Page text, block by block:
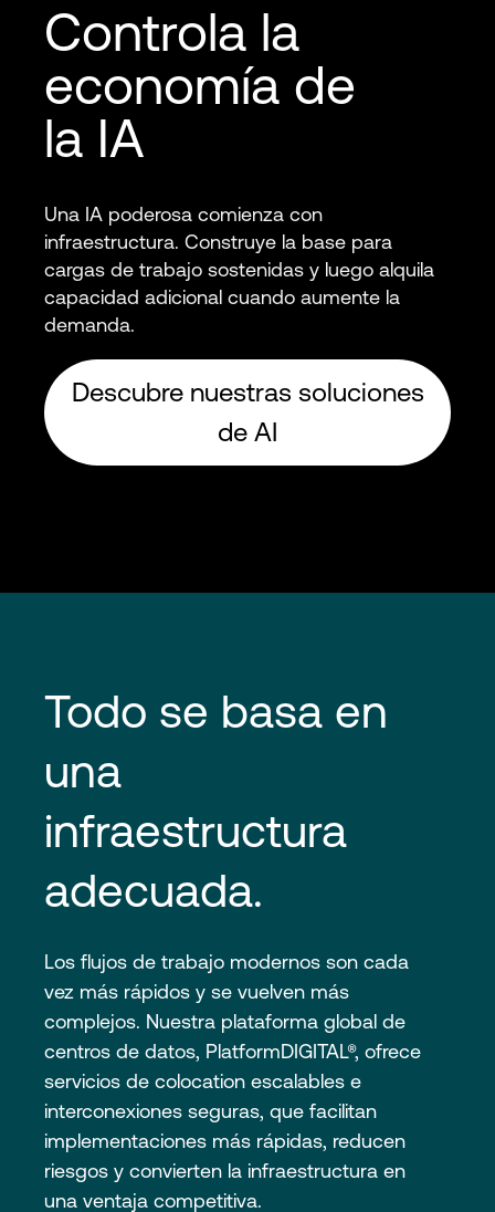
Controla la
economía de
la IA
Una IA poderosa comienza con
infraestructura. Construye la base para
cargas de trabajo sostenidas y luego alquila
capacidad adicional cuando aumente la
demanda.
Descubre nuestras soluciones
de AI
Todo se basa en
una
infraestructura
adecuada.
Los flujos de trabajo modernos son cada
vez más rápidos y se vuelven más
complejos. Nuestra plataforma global de
centros de datos, PlatformDIGITAL®, ofrece
servicios de colocation escalables e
interconexiones seguras, que facilitan
implementaciones más rápidas, reducen
riesgos y convierten la infraestructura en
una ventaja competitiva.